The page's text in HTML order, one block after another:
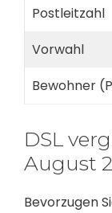
Postleitzahl
Vorwahl
Bewohner
DSL
August
Bevorzugen